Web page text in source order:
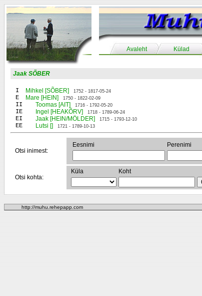
Avaleht Külad
Jaak SÕBER
I Mihkel [SÕBER] 1752 - 1817-05-24
E Mare [HEIN] 1750 - 1822-02-09
II Toomas [AIT] 1716 - 1792-05-20
IE Ingel [HEAKÕRV] 1718 - 1789-06-24
EI Jaak [HEIN/MÖLDER] 1715 - 1793-12-10
EE Lutsi [] 1721 - 1789-10-13
Otsi inimest:
Eesnimi Perenimi
Otsi kohta:
Küla Koht
http://muhu.rehepapp.com